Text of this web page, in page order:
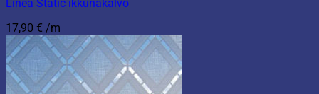
Linea Static ikkunakalvo
17,90 € /m